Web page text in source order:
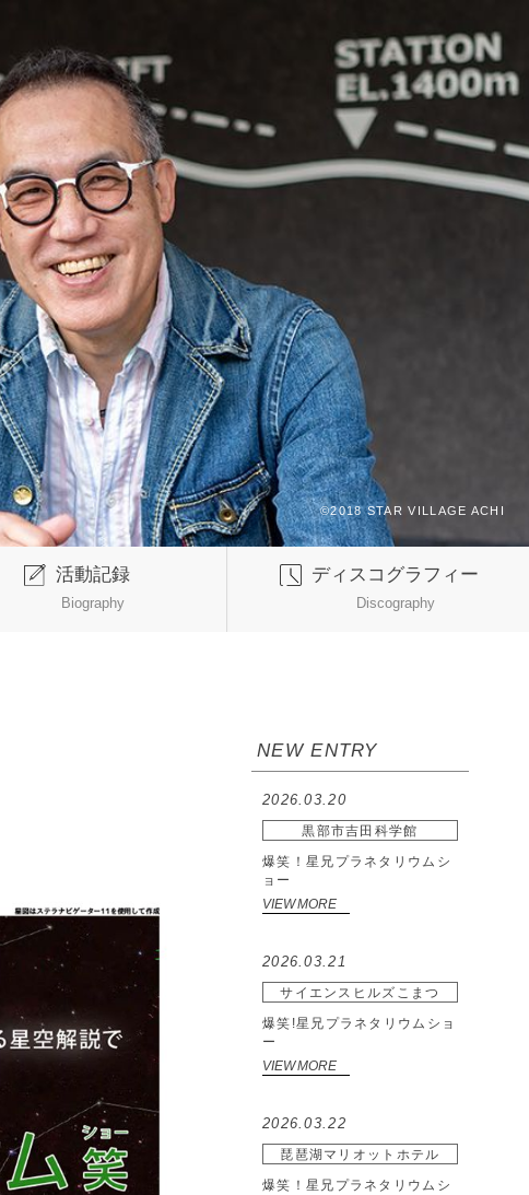
活動記録
Biography
ディスコグラフィー
Discography
NEW ENTRY
2026.03.20
黒部市吉田科学館
爆笑！星兄プラネタリウムシ
ョー
VIEW MORE
2026.03.21
サイエンスヒルズこまつ
爆笑!星兄プラネタリウムショ
ー
VIEW MORE
2026.03.22
琵琶湖マリオットホテル
爆笑！星兄プラネタリウムシ